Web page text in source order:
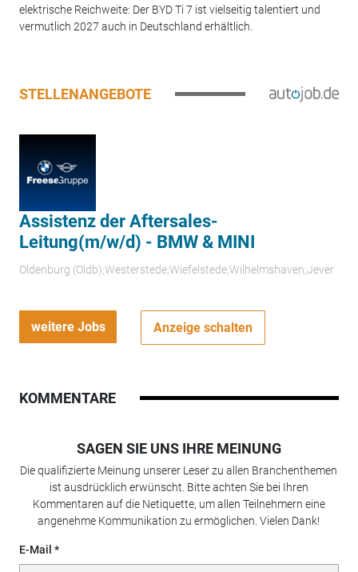
elektrische Reichweite: Der BYD Ti 7 ist vielseitig talentiert und
vermutlich 2027 auch in Deutschland erhältlich.
STELLENANGEBOTE
Assistenz der Aftersales-
Leitung(m/w/d) - BMW & MINI
Oldenburg (Oldb);Westerstede;Wiefelstede;Wilhelmshaven;Jever
weitere Jobs Anzeige schalten
KOMMENTARE
SAGEN SIE UNS IHRE MEINUNG
Die qualifizierte Meinung unserer Leser zu allen Branchenthemen
ist ausdrücklich erwünscht. Bitte achten Sie bei Ihren
Kommentaren auf die Netiquette, um allen Teilnehmern eine
angenehme Kommunikation zu ermöglichen. Vielen Dank!
E-Mail